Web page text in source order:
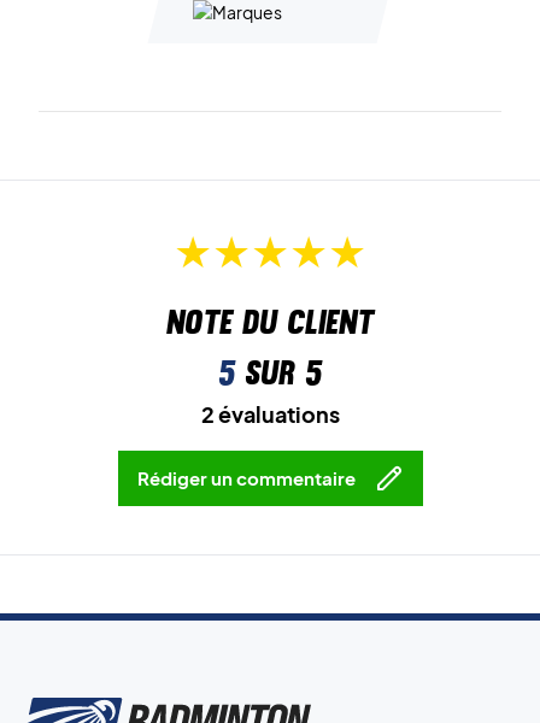
Note du client
5sur 5
2 évaluations
Rédiger un commentaire